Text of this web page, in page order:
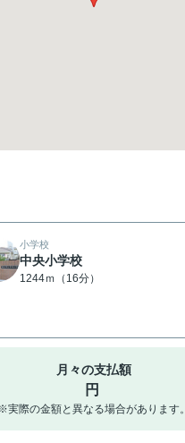
小学校
中央小学校
1244ｍ（16分）
月々の支払額
円
実際の金額と異なる場合があります。